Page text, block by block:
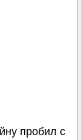
пробил с